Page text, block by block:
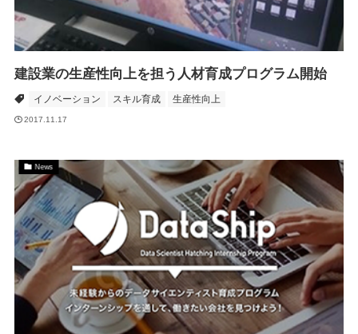
建設業の生産性向上を担う人材育成プログラム開始
イノベーション スキル育成 生産性向上
2017.11.17
News